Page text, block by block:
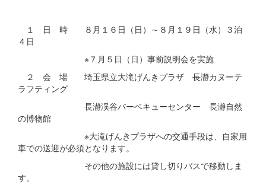
１ 日 時 ８月１６日（日）～８月１９日（水）３泊
４日
※７月５日（日）事前説明会を実施
２ 会 場 埼玉県立大滝げんきプラザ 長瀞カヌーテ
ラフティング
長瀞渓谷バーベキューセンター 長瀞自然
の博物館
※大滝げんきプラザへの交通手段は、自家用
車での送迎が必須となります。
その他の施設には貸し切りバスで移動しま
す。